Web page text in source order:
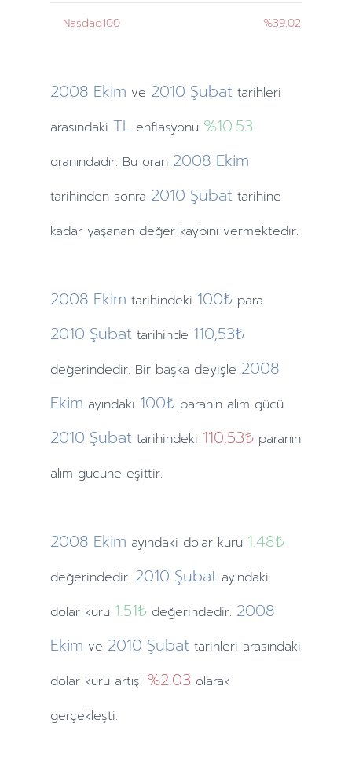
Nasdaq100 %39.02
2008 Ekim ve 2010 Şubat tarihleri
arasındaki TLenflasyonu %10.53
oranındadır. Bu oran 2008 Ekim
tarihindensonra 2010 Şubat tarihine
kadar yaşanan değer kaybını vermektedir.
2008 Ekim tarihindeki 100₺ para
2010 Şubat tarihinde 110,53₺
değerindedir. Bir başka deyişle 2008
Ekim ayındaki 100₺ paranın alım gücü
2010 Şubat tarihindeki 110,53₺ paranın
alım gücüne eşittir.
2008 Ekim ayındaki dolar kuru 1.48₺
değerindedir. 2010 Şubat ayındaki
dolar kuru 1.51₺değerindedir. 2008
Ekim ve 2010 Şubat tarihleri arasındaki
dolar kuru artışı %2.03 olarak
gerçekleşti.